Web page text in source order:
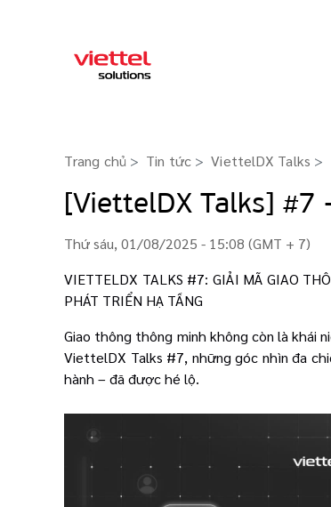
Trang chủ Tin tức ViettelDX Talks >
[ViettelDX Talks]
Thứ sáu, 01/08/2025 - 15:08 (GMT + 7)
VIETTELDX TALKS #7: GIẢI MÃ GIAO
PHÁT TRIỂN HẠ TẦNG
Giao thông thông minh không còn là khái
ViettelDX Talks #7, những góc nhìn đa
hành – đã được hé lộ.